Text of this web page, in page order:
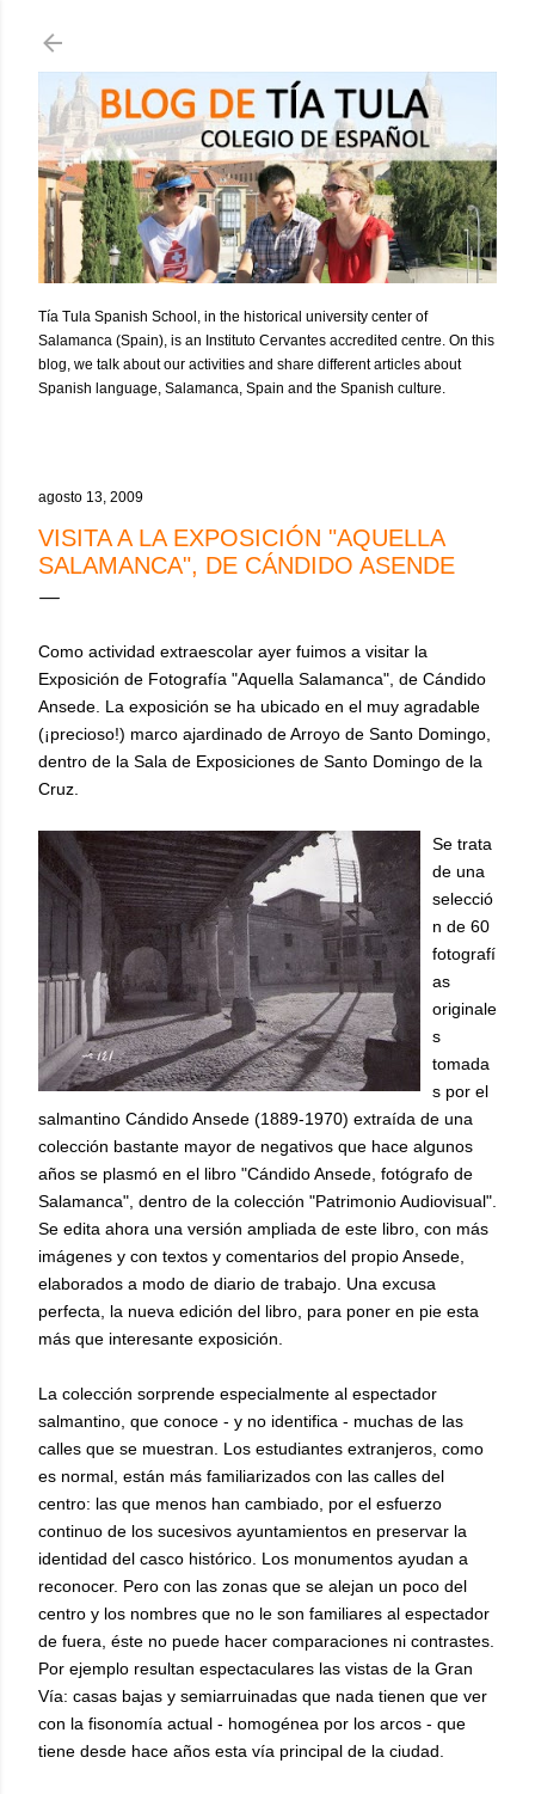
Tía Tula Spanish School, in the historical university center of
Salamanca (Spain), is an Instituto Cervantes accredited centre. On this
blog, we talk about our activities and share different articles about
Spanish language, Salamanca, Spain and the Spanish culture.
agosto 13, 2009
VISITA A LA EXPOSICIÓN "AQUELLA
SALAMANCA", DE CÁNDIDO ASENDE
Como actividad extraescolar ayer fuimos a visitar la
Exposición de Fotografía "Aquella Salamanca", de Cándido
Ansede. La exposición se ha ubicado en el muy agradable
(¡precioso!) marco ajardinado de Arroyo de Santo Domingo,
dentro de la Sala de Exposiciones de Santo Domingo de la
Cruz.
Se trata
de una
selecció
n de 60
fotografí
as
originale
s
tomada
s por el
salmantino Cándido Ansede (1889-1970) extraída de una
colección bastante mayor de negativos que hace algunos
años se plasmó en el libro "Cándido Ansede, fotógrafo de
Salamanca", dentro de la colección "Patrimonio Audiovisual".
Se edita ahora una versión ampliada de este libro, con más
imágenes y con textos y comentarios del propio Ansede,
elaborados a modo de diario de trabajo. Una excusa
perfecta, la nueva edición del libro, para poner en pie esta
más que interesante exposición.
La colección sorprende especialmente al espectador
salmantino, que conoce - y no identifica - muchas de las
calles que se muestran. Los estudiantes extranjeros, como
es normal, están más familiarizados con las calles del
centro: las que menos han cambiado, por el esfuerzo
continuo de los sucesivos ayuntamientos en preservar la
identidad del casco histórico. Los monumentos ayudan a
reconocer. Pero con las zonas que se alejan un poco del
centro y los nombres que no le son familiares al espectador
de fuera, éste no puede hacer comparaciones ni contrastes.
Por ejemplo resultan espectaculares las vistas de la Gran
Vía: casas bajas y semiarruinadas que nada tienen que ver
con la fisonomía actual - homogénea por los arcos - que
tiene desde hace años esta vía principal de la ciudad.